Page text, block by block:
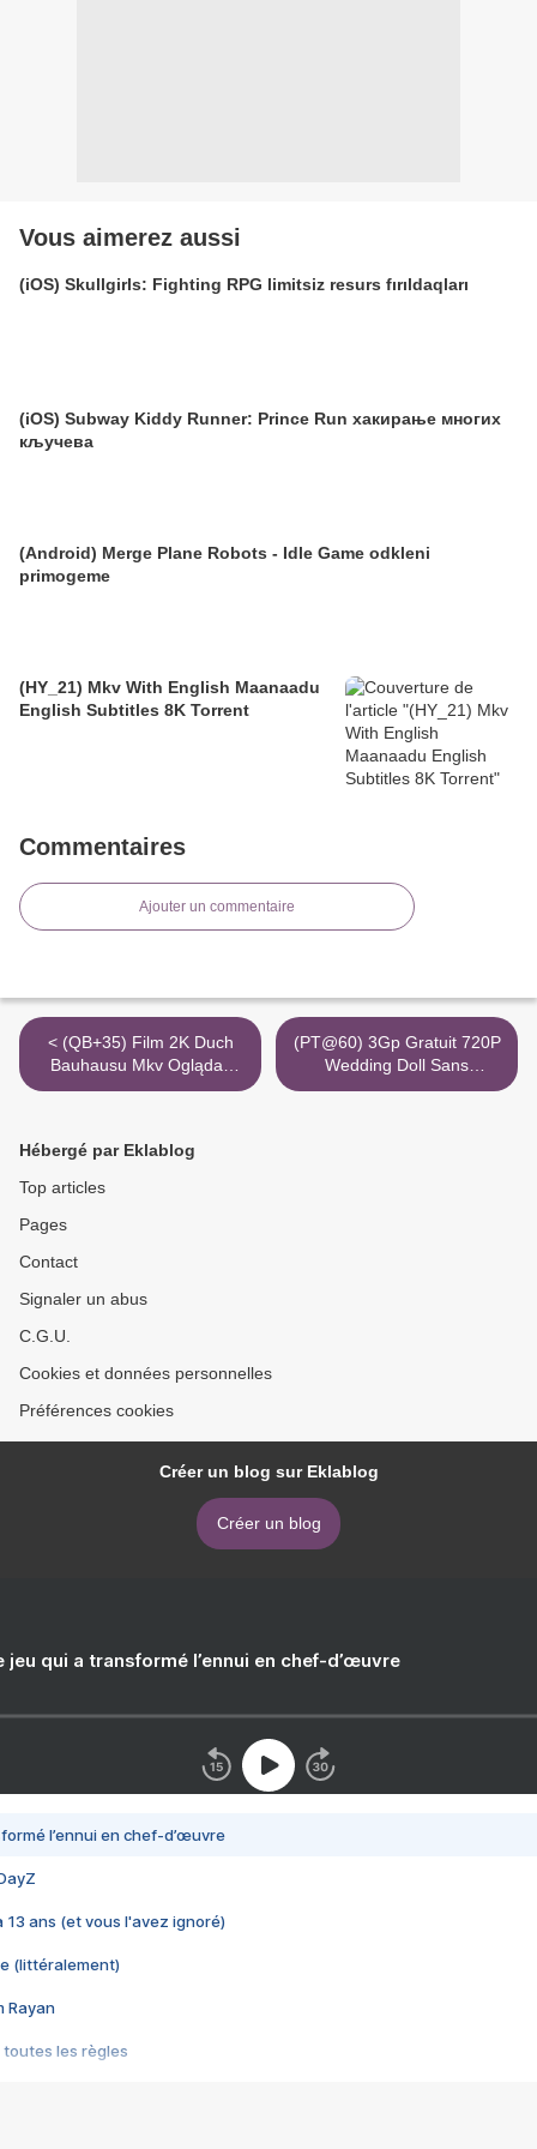
Vous aimerez aussi
(iOS) Skullgirls: Fighting RPG limitsiz resurs fırıldaqları
(iOS) Subway Kiddy Runner: Prince Run хакирање многих
кључева
(Android) Merge Plane Robots - Idle Game odkleni
primogeme
(HY_21) Mkv With English Maanaadu
English Subtitles 8K Torrent
Commentaires
Ajouter un commentaire
< (QB+35) Film 2K Duch
Bauhausu Mkv Oglądać
Torrent
(PT@60) 3Gp Gratuit 720P
Wedding Doll Sans
Inscription >
Hébergé par Eklablog
Top articles
Pages
Contact
Signaler un abus
C.G.U.
Cookies et données personnelles
Préférences cookies
Créer un blog sur Eklablog
Créer un blog
jeu qui a transformé l’ennui en chef-d’œuvre
l’ennui en chef-d’œuvre
13 ans (et vous l'avez ignoré)
(littéralement)
Rayan
toutes les règles